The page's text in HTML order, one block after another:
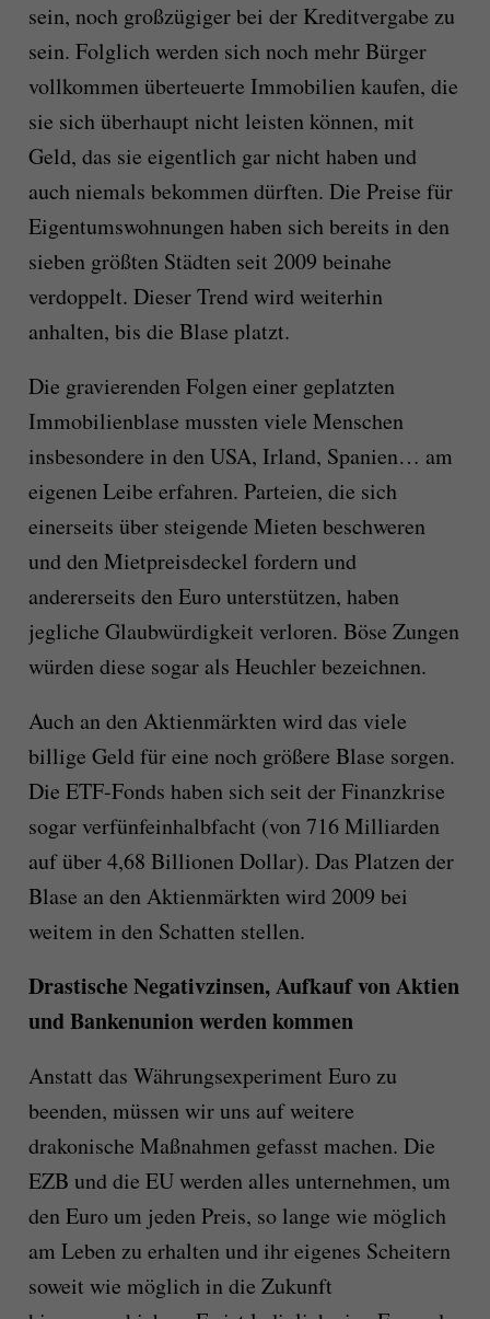
sein, noch großzügiger bei der Kreditvergabe zu
sein. Folglich werden sich noch mehr Bürger
vollkommen überteuerte Immobilien kaufen, die
sie sich überhaupt nicht leisten können, mit
Geld, das sie eigentlich gar nicht haben und
auch niemals bekommen dürften. Die Preise für
Eigentumswohnungen haben sich bereits in den
sieben größten Städten seit 2009 beinahe
verdoppelt. Dieser Trend wird weiterhin
anhalten, bis die Blase platzt.
Die gravierenden Folgen einer geplatzten
Immobilienblase mussten viele Menschen
insbesondere in den USA, Irland, Spanien… am
eigenen Leibe erfahren. Parteien, die sich
einerseits über steigende Mieten beschweren
und den Mietpreisdeckel fordern und
andererseits den Euro unterstützen, haben
jegliche Glaubwürdigkeit verloren. Böse Zungen
würden diese sogar als Heuchler bezeichnen.
Auch an den Aktienmärkten wird das viele
billige Geld für eine noch größere Blase sorgen.
Die ETF-Fonds haben sich seit der Finanzkrise
sogar verfünfeinhalbfacht (von 716 Milliarden
auf über 4,68 Billionen Dollar). Das Platzen der
Blase an den Aktienmärkten wird 2009 bei
weitem in den Schatten stellen.
Drastische Negativzinsen, Aufkauf von Aktien
und Bankenunion werden kommen
Anstatt das Währungsexperiment Euro zu
beenden, müssen wir uns auf weitere
drakonische Maßnahmen gefasst machen. Die
EZB und die EU werden alles unternehmen, um
den Euro um jeden Preis, so lange wie möglich
am Leben zu erhalten und ihr eigenes Scheitern
soweit wie möglich in die Zukunft